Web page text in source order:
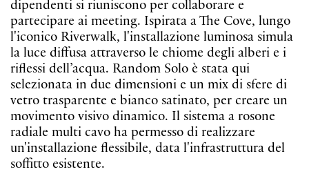
Random Solo
Sospensioni cluster
dipendenti si riuniscono per collaborare e
partecipare ai meeting. Ispirata a The Cove, lungo
l'iconico Riverwalk, l'installazione luminosa simula
la luce diffusa attraverso le chiome degli alberi e i
riflessi dell’acqua. Random Solo è stata qui
selezionata in due dimensioni e un mix di sfere di
vetro trasparente e bianco satinato, per creare un
movimento visivo dinamico. Il sistema a rosone
radiale multi cavo ha permesso di realizzare
un'installazione flessibile, data l'infrastruttura del
soffitto esistente.